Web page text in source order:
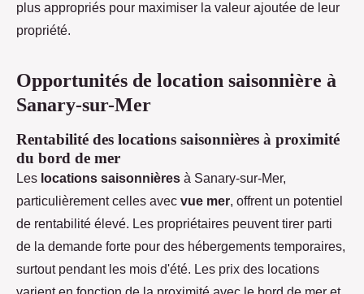
plus appropriés pour maximiser la valeur ajoutée de leur
propriété.
Opportunités de location saisonnière à
Sanary-sur-Mer
Rentabilité des locations saisonnières à proximité
du bord de mer
Les locations saisonnières à Sanary-sur-Mer,
particulièrement celles avec vue mer, offrent un potentiel
de rentabilité élevé. Les propriétaires peuvent tirer parti
de la demande forte pour des hébergements temporaires,
surtout pendant les mois d'été. Les prix des locations